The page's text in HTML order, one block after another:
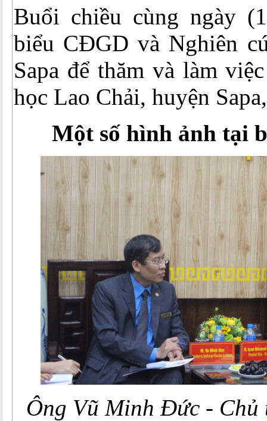
Buổi chiều cùng ngày
biểu CĐGD và Nghiên
Sapa để thăm và làm
học Lao Chải, huyện
Một số hình ảnh tại
Ông Vũ Minh Đức -